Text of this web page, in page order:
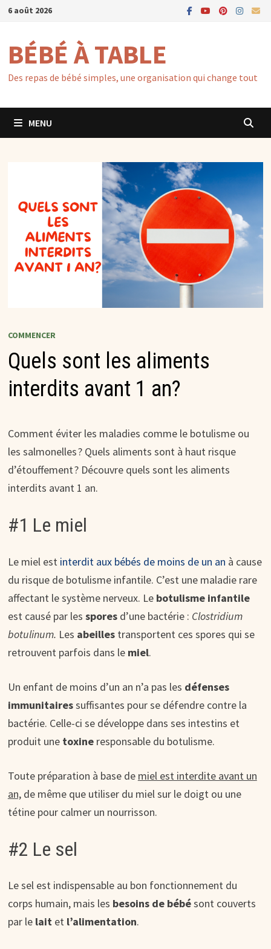
Passer
contenu
6 août 2026
BÉBÉ À TABLE
Des repas de bébé simples, une organisation qui change tout
MENU
COMMENCER
Quels sont les aliments
interdits avant 1 an?
Comment éviter les maladies comme le botulisme ou
les salmonelles ? Quels aliments sont à haut risque
d’étouffement ? Découvre quels sont les aliments
interdits avant 1 an.
#1 Le miel
Le miel est interdit aux bébés de moins de un an à cause
du risque de botulisme infantile. C’est une maladie rare
affectant le système nerveux. Le botulisme infantile
est causé par les spores d’une bactérie : Clostridium
botulinum. Les abeilles transportent ces spores qui se
retrouvent parfois dans le miel.
Un enfant de moins d’un an n’a pas les défenses
immunitairessuffisantes pour se défendre contre la
bactérie. Celle-ci se développe dans ses intestins et
produit une toxine responsable du botulisme.
Toute préparation à base de miel est interdite avant un
an,de même que utiliser du miel sur le doigt ou une
tétine pour calmer un nourrisson.
#2 Le sel
Le sel est indispensable au bon fonctionnement du
corps humain, mais les besoins de bébésont couverts
par le lait et l’alimentation.